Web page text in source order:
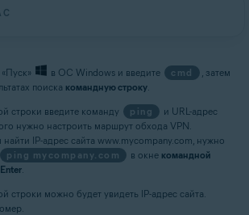
в ОС Windows и введите cmd
, затем
поиска командную строку
строки введите команду
ping
и URL-адрес
нужно настроить маршрут обхода VPN.
IP-адрес сайта www.mycompany.com, нужно
ping mycompany.com в окне командной
Enter
строки можно будет увидеть IP-адрес сайта.